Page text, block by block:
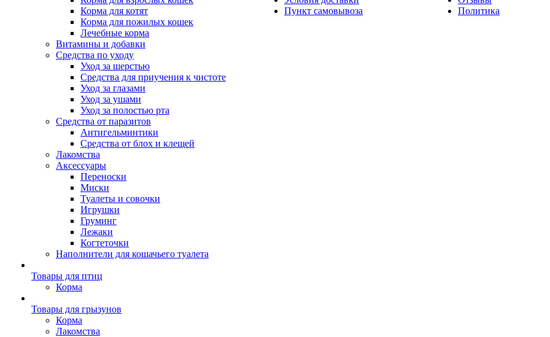
Корма для котят
Корма для пожилых кошек
Лечебные корма
Витамины и добавки
Средства по уходу
Уход за шерстью
Средства для приучения к чистоте
Уход за глазами
Уход за ушами
Уход за полостью рта
Средства от паразитов
Антигельминтики
Средства от блох и клещей
Лакомства
Аксессуары
Переноски
Миски
Туалеты и совочки
Игрушки
Груминг
Лежаки
Когтеточки
Наполнители для кошачьего туалета
Товары для птиц
Корма
Товары для грызунов
Корма
Лакомства
Пункт самовывоза
Политика